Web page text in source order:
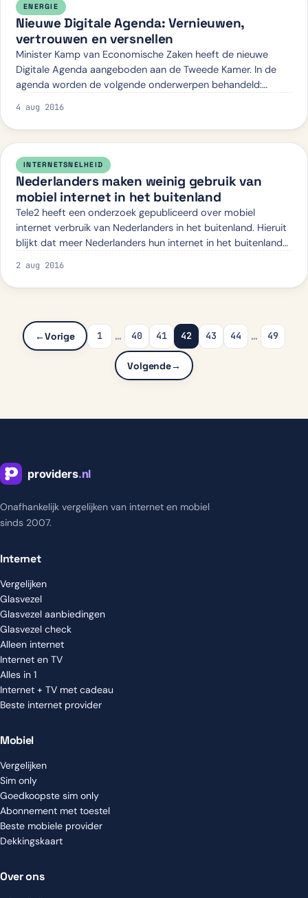
ENERGIE
Nieuwe Digitale Agenda: Vernieuwen,
vertrouwen en versnellen
Minister Kamp van Economische Zaken heeft de nieuwe
Digitale Agenda aangeboden aan de Tweede Kamer. In de
agenda worden de volgende onderwerpen behandeld:
4 aug 2016
INTERNETSNELHEID
Nederlanders maken weinig gebruik van
mobiel internet in het buitenland
Tele2 heeft een onderzoek gepubliceerd over mobiel
internet verbruik van Nederlanders in het buitenland. Hieruit
blijkt dat meer Nederlanders hun internet in het buitenland
2 aug 2016
←Vorige 1 … 40 41 42 43 44 … 49
Volgende→
Onafhankelijk vergelijken van internet en mobiel
sinds 2007.
Internet
Vergelijken
Glasvezel
Glasvezel aanbiedingen
Glasvezel check
Alleen internet
Internet en TV
Alles in 1
Internet + TV met cadeau
Beste internet provider
Mobiel
Vergelijken
Sim only
Goedkoopste sim only
Abonnement met toestel
Beste mobiele provider
Dekkingskaart
Over ons